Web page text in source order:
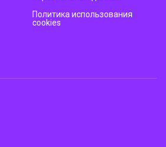
Политика использования
cookies